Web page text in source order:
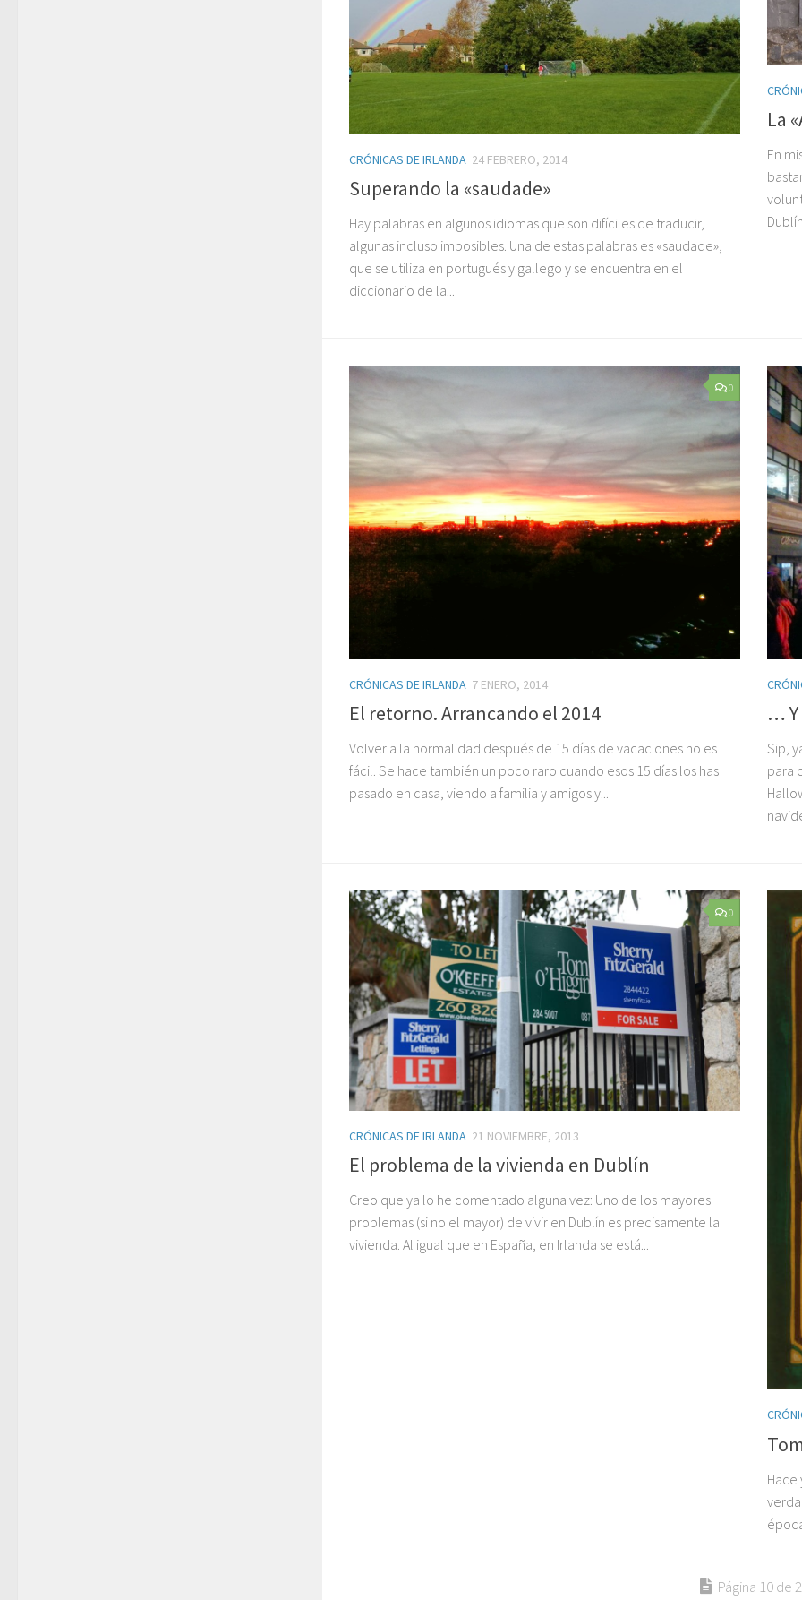
CRÓNICAS DE IRLANDA 24 FEBRERO, 2014
Superando la «saudade»
Hay palabras en algunos idiomas que son difíciles de traducir,
algunas incluso imposibles. Una de estas palabras es «saudade»,
que se utiliza en portugués y gallego y se encuentra en el
diccionario de la...
La
En
0
CRÓNICAS DE IRLANDA 7 ENERO, 2014
El retorno. Arrancando el 2014
Volver a la normalidad después de 15 días de vacaciones no es
fácil. Se hace también un poco raro cuando esos 15 días los has
pasado en casa, viendo a familia y amigos y...
… Y
Sip,
para
0
CRÓNICAS DE IRLANDA 21 NOVIEMBRE, 2013
El problema de la vivienda en Dublín
Creo que ya lo he comentado alguna vez: Uno de los mayores
problemas (si no el mayor) de vivir en Dublín es precisamente la
vivienda. Al igual que en España, en Irlanda se está...
Hace
Página 10 de